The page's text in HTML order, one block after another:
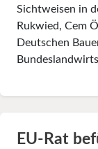
Sichtweisen in
Rukwied, Cem
Deutschen
EU-Rat